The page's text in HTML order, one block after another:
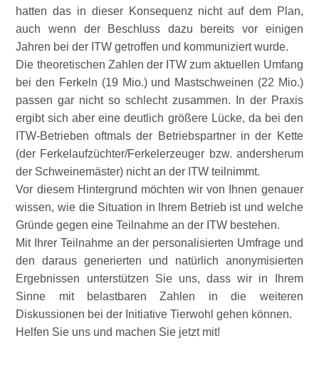
hatten das in dieser Konsequenz nicht auf dem Plan,
auch wenn der Beschluss dazu bereits vor einigen
Jahren bei der ITW getroffen und kommuniziert wurde.
Die theoretischen Zahlen der ITW zum aktuellen Umfang
bei den Ferkeln (19 Mio.) und Mastschweinen (22 Mio.)
passen gar nicht so schlecht zusammen. In der Praxis
ergibt sich aber eine deutlich größere Lücke, da bei den
ITW-Betrieben oftmals der Betriebspartner in der Kette
(der Ferkelaufzüchter/Ferkelerzeuger bzw. andersherum
der Schweinemäster) nicht an der ITW teilnimmt.
Vor diesem Hintergrund möchten wir von Ihnen genauer
wissen, wie die Situation in Ihrem Betrieb ist und welche
Gründe gegen eine Teilnahme an der ITW bestehen.
Mit Ihrer Teilnahme an der personalisierten Umfrage und
den daraus generierten und natürlich anonymisierten
Ergebnissen unterstützen Sie uns, dass wir in Ihrem
Sinne mit belastbaren Zahlen in die weiteren
Diskussionen bei der Initiative Tierwohl gehen können.
Helfen Sie uns und machen Sie jetzt mit!